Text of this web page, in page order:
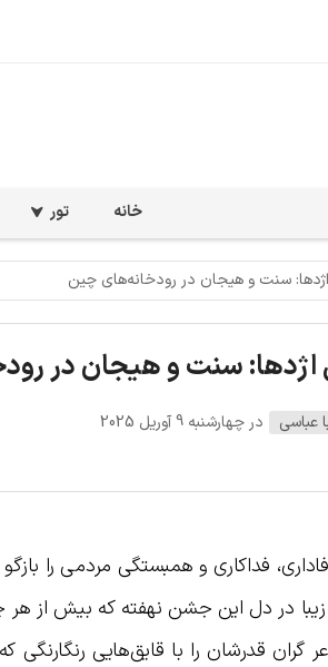
خانه تور
سنت و هیجان در رودخانه‌های چین
اژدها: سنت و هیجان در
عباسی در چهارشنبه 9 آوریل 2025
فداکاری و همبستگی مردمی را
زیبا در دل این جشن نهفته که بیش از هر
گران قدرشان را با قایق‌هایی رنگارنگی